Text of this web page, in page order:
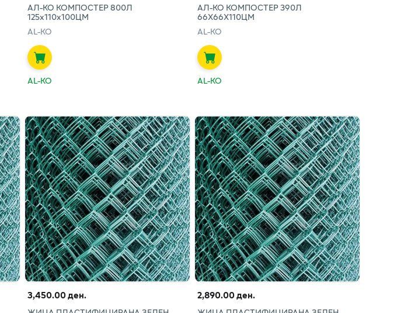
АЛ-КО КОМПОСТЕР 800Л
125х110х100ЦМ
AL-KO
AL-KO
АЛ-КО КОМПОСТЕР 390Л
66Х66Х110ЦМ
AL-KO
AL-KO
3,450.00 ден. 2,890.00 ден.